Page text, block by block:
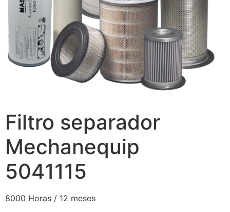
Filtro separador
Mechanequip
5041115
8000 Horas / 12 meses